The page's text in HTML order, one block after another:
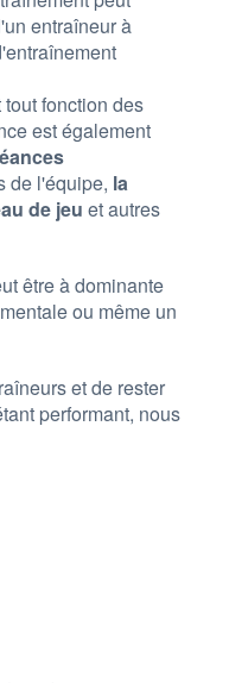
entraîneur à
fonction des
est également
de l'équipe, la
de jeu et autres
être à dominante
ou même un
et de rester
performant, nous